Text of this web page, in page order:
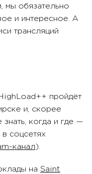
мы обязательно
и интересное. А
трансляций
пройдёт
и, скорее
когда и где —
в соцсетях
канал ).
на Saint